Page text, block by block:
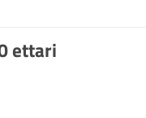
ettari